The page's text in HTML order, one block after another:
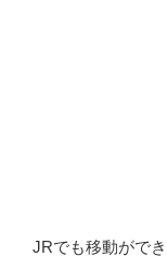
JRでも移動ができ